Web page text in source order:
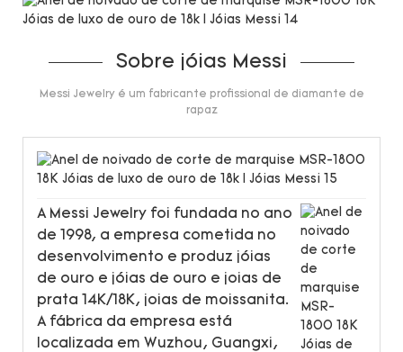
Sobre jóias Messi
Messi Jewelry é um fabricante profissional de diamante de
rapaz
A Messi Jewelry foi fundada no ano
de 1998, a empresa cometida no
desenvolvimento e produz jóias
de ouro e jóias de ouro e joias de
prata 14K/18K, joias de moissanita.
A fábrica da empresa está
localizada em Wuzhou, Guangxi,